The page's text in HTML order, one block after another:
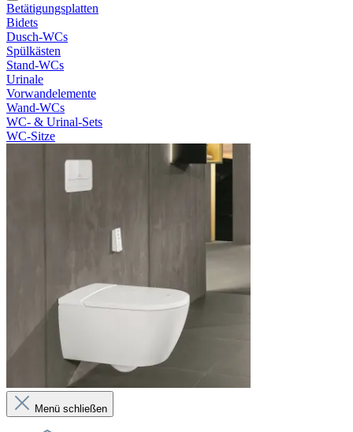
Betätigungsplatten
Bidets
Dusch-WCs
Spülkästen
Stand-WCs
Urinale
Vorwandelemente
Wand-WCs
WC- & Urinal-Sets
WC-Sitze
Menü schließen